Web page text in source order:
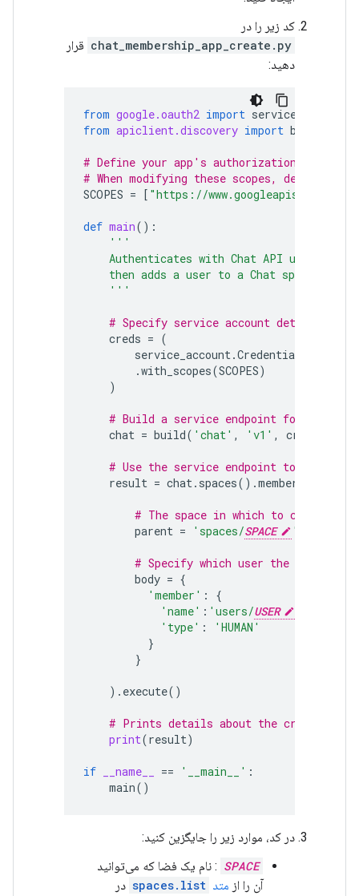
کد زیر را در
chat_membership_app_create.py قرار
دهید:
from google.oauth2 import service_account
from apiclient.discovery import build
# Define your app's authorization scopes.
# When modifying these scopes, delete
SCOPES = [ "https://www.googleapis.com/
def main():
'''
Authenticates with Chat API using app
then adds a user to a Chat space by
    '''
# Specify service account details.
creds = (
service_account.Credentials
.with_scopes(SCOPES)
)
# Build a service endpoint for Chat
chat = build( 'chat' , 'v1' , credentials
# Use the service endpoint to call
result = chat. spaces() .members
# The space in which to create a
parent = 'spaces/SPACE '
# Specify which user the
body = {
'member' :
{
'name' : 'users/USER
'type' :
'HUMAN'
}
}
) . execute()
# Prints details about the created
print(result)
if __name__ == '__main__' :
main()
در کد، موارد زیر را جایگزین کنید:
SPACE : نام یک فضا که می‌توانید
آن را از متد spaces.list در